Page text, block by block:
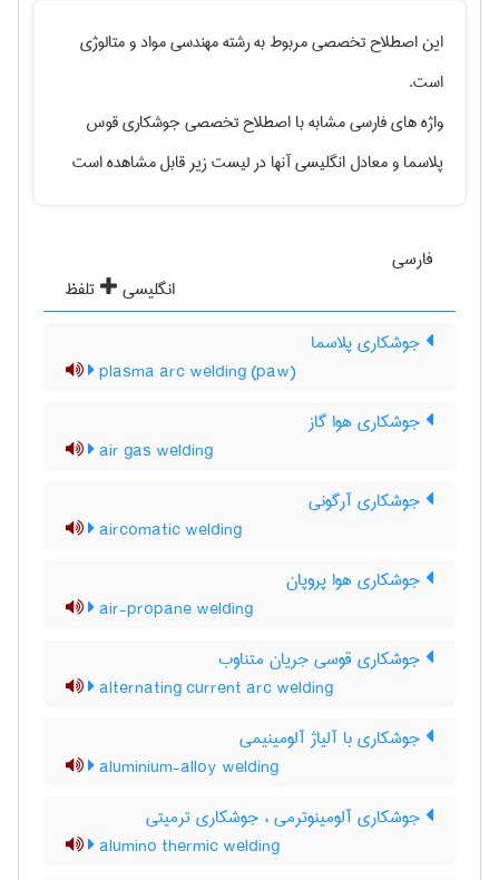
این اصطلاح تخصصی مربوط به رشتهمهندسی مواد و متالوژی
است.
واژه های فارسی مشابه با اصطلاح تخصصیجوشکاری قوس
پلاسماو معادل انگلیسی آنها در لیست زیر قابل مشاهده است
فارسی
انگلیسی
تلفظ
جوشکاری پلاسما
plasma arc welding (paw)
جوشکاری هوا گاز
air gas welding
جوشکاری آرگونی
aircomatic welding
جوشکاری هوا پروپان
air-propane welding
جوشکاری قوسی جریان متناوب
alternating current arc welding
جوشکاری با آلیاژ آلومینیمی
aluminium-alloy welding
جوشکاری آلومینوترمی ، جوشکاری ترمیتی
alumino thermic welding